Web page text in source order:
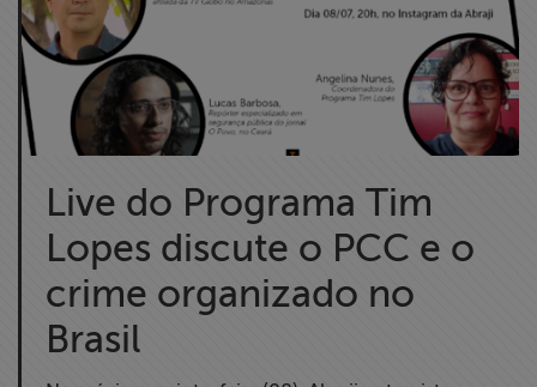
Live do Programa Tim
Lopes discute o PCC e o
crime organizado no
Brasil